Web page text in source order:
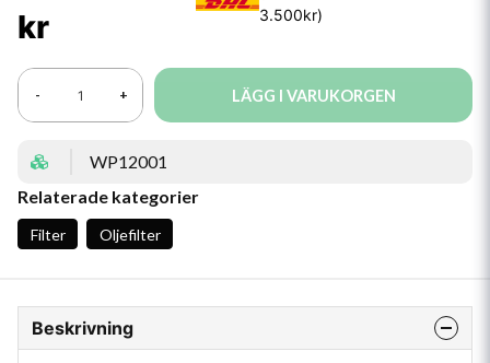
kr
- + LÄGG I VARUKORGEN
WP12001
Relaterade kategorier
Filter Oljefilter
Beskrivning